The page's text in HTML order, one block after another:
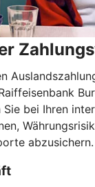
bei Ihren
abzusichern.